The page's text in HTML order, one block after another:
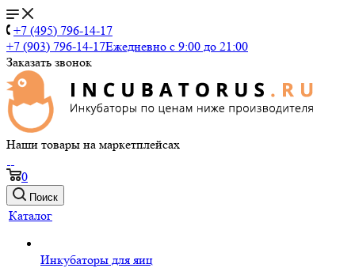
+7 (495) 796-14-17
+7 (903) 796-14-17Ежедневно с 9:00 до 21:00
Заказать звонок
Наши товары на маркетплейсах
0
Поиск
Каталог
Инкубаторы для яиц